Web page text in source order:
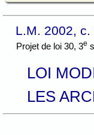
L.M. 2002, c.
Projet de loi 30, 3e
LOI
LES